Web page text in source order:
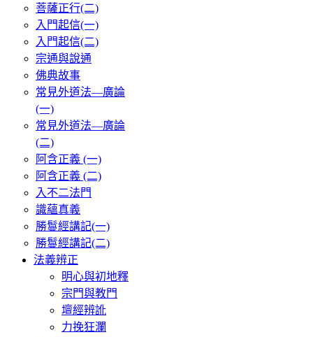
菩薩正行(二)
入門起信(一)
入門起信(二)
宗通與說通
佛典故事
常見外道法—廣論
(一)
常見外道法—廣論
(二)
阿含正義 (一)
阿含正義 (二)
入不二法門
識蘊真義
勝鬘經講記(一)
勝鬘經講記(二)
法義辨正
明心與初地釋
宗門與教門
壇經辨訛
力挽狂瀾